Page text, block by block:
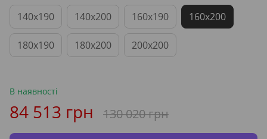
140x190 140x200 160x190 160x200
180x190 180x200 200x200
В наявності
84 513 грн 130 020 грн